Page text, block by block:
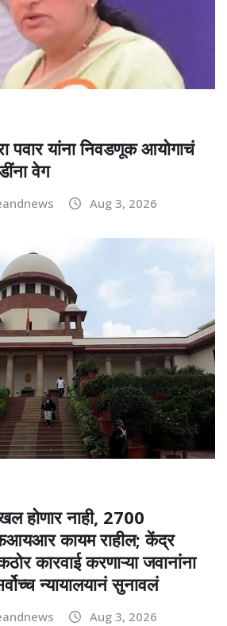
पवार यांना निवडणूक आयोगाचं
वेग
Aug 3, 2026
होणार नाही, 2700
कायम राहील; केंद्र
कारवाई करणाऱ्या जवानांना
न्यायालयानं सुनावलं
Aug 3, 2026